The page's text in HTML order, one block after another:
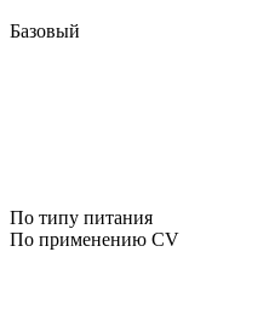
Базовый
По типу питания
По применению CV